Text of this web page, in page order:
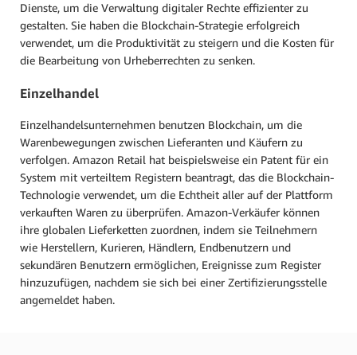
Dienste, um die Verwaltung digitaler Rechte effizienter zu
gestalten. Sie haben die Blockchain-Strategie erfolgreich
verwendet, um die Produktivität zu steigern und die Kosten für
die Bearbeitung von Urheberrechten zu senken.
Einzelhandel
Einzelhandelsunternehmen benutzen Blockchain, um die
Warenbewegungen zwischen Lieferanten und Käufern zu
verfolgen. Amazon Retail hat beispielsweise ein Patent für ein
System mit verteiltem Registern beantragt, das die Blockchain-
Technologie verwendet, um die Echtheit aller auf der Plattform
verkauften Waren zu überprüfen. Amazon-Verkäufer können
ihre globalen Lieferketten zuordnen, indem sie Teilnehmern
wie Herstellern, Kurieren, Händlern, Endbenutzern und
sekundären Benutzern ermöglichen, Ereignisse zum Register
hinzuzufügen, nachdem sie sich bei einer Zertifizierungsstelle
angemeldet haben.